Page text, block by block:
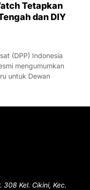
Tetapkan
dan DIY
(DPP) Indonesia
mengumumkan
untuk Dewan
308 Kel. Cikini, Kec.